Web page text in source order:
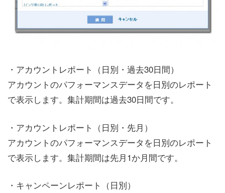
・アカウントレポート（日別・過去30日間）
アカウントのパフォーマンスデータを日別のレポート
で表示します。集計期間は過去30日間です。
・アカウントレポート（日別・先月）
アカウントのパフォーマンスデータを日別のレポート
で表示します。集計期間は先月1か月間です。
・キャンペーンレポート（日別）